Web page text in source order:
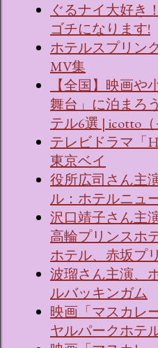
ぐるナイ大好き
ゴチになります!
ホテルスプリン
MV集
【全国】映画や
舞台」に泊まろ
テル6選 | icotto（
テレビドラマ「
東京ベイ
役所広司さん主
ル：ホテルニュ
沢口靖子さん主
高輪プリンスホ
ホテル、赤坂プ
波瑠さん主演、
ルバッキンガム
映画「マスカレ
ヤルパークホテ